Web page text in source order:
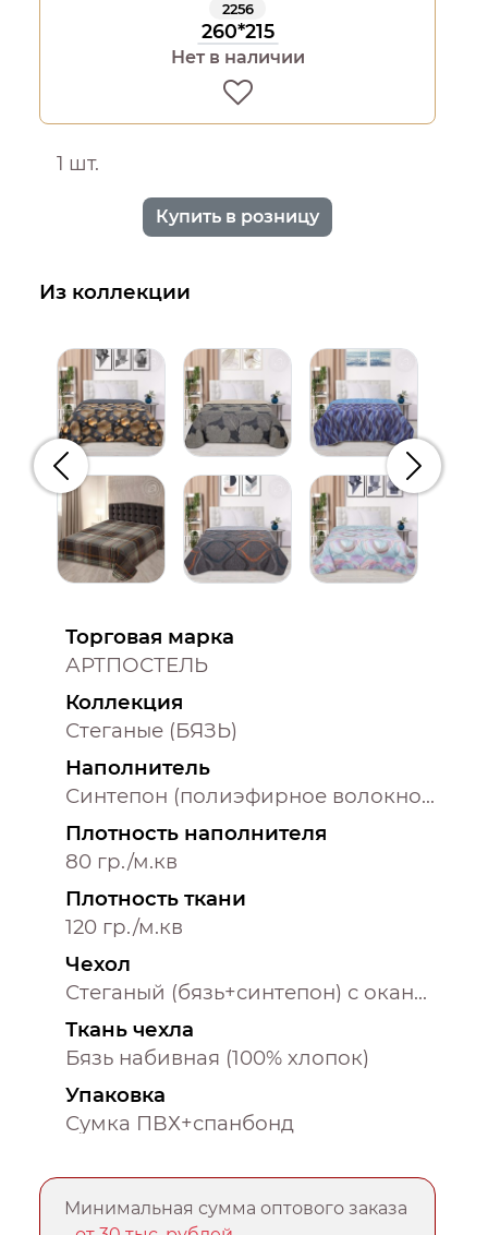
2256
260*215
Нет в наличии
1 шт.
Купить в розницу
Из коллекции
Предыдущий
Торговая марка
АРТПОСТЕЛЬ
Коллекция
Стеганые (БЯЗЬ)
Наполнитель
Синтепон (полиэфирное волокно 100%)
Плотность наполнителя
80 гр./м.кв
Плотность ткани
120 гр./м.кв
Чехол
Стеганый (бязь+синтепон) с окантовкой
Ткань чехла
Бязь набивная (100% хлопок)
Упаковка
Сумка ПВХ+спанбонд
Минимальная сумма оптового заказа